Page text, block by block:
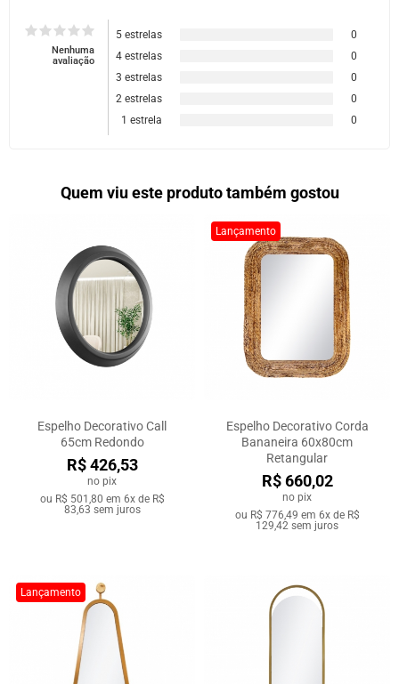
Nenhuma
avaliação
5 estrelas
0
4 estrelas
0
3 estrelas
0
2 estrelas
0
1 estrela
0
Quem viu este produto também gostou
Espelho Decorativo Call
65cm Redondo
R$ 426,53
no pix
ou R$ 501,80 em 6x de R$
83,63 sem juros
Lançamento
Espelho Decorativo Corda
Bananeira 60x80cm
Retangular
R$ 660,02
no pix
ou R$ 776,49 em 6x de R$
129,42 sem juros
Lançamento